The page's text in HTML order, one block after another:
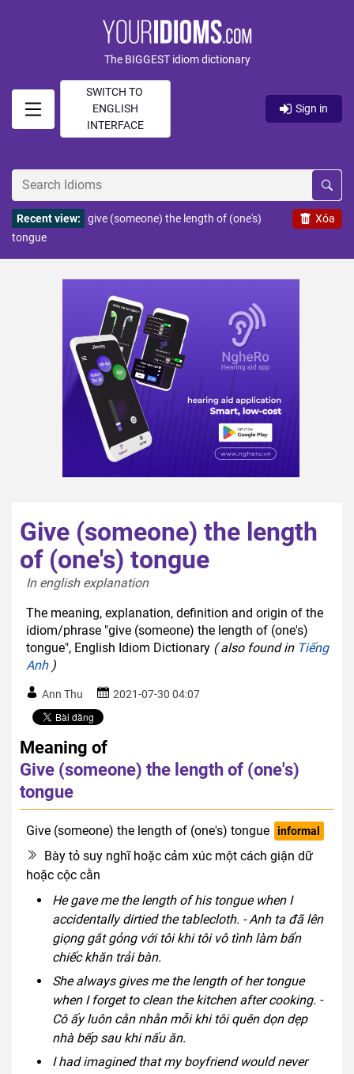
The BIGGEST idiom dictionary
SWITCH TO
ENGLISH
INTERFACE
Sign in
Xóa
Recent view:
give (someone) the length of (one's)
tongue
Give (someone) the length
of (one's) tongue
In english explanation
The meaning, explanation, definition and origin of the
idiom/phrase "give (someone) the length of (one's)
tongue", English Idiom Dictionary ( also found in Tiếng
Anh)
Ann Thu 2021-07-30 04:07
Meaning of
Give (someone) the length of (one's)
tongue
Give (someone) the length of (one's) tongue informal
Bày tỏ suy nghĩ hoặc cảm xúc một cách giận dữ
hoặc cộc cằn
He gave me the length of his tongue when I
accidentally dirtied the tablecloth. - Anh ta đã lên
giọng gắt gỏng với tôi khi tôi vô tình làm bẩn
chiếc khăn trải bàn.
She always gives me the length of her tongue
when I forget to clean the kitchen after cooking. -
Cô ấy luôn cằn nhằn mỗi khi tôi quên dọn dẹp
nhà bếp sau khi nấu ăn.
I had imagined that my boyfriend would never